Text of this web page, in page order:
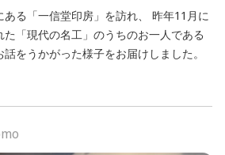
る「一信堂印房」を訪れ、 昨年11月に
「現代の名工」のうちのお一人である
をうかがった様子をお届けしました。